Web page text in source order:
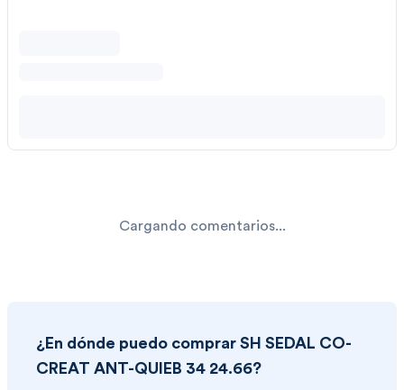
Cargando comentarios...
¿En dónde puedo comprar SH SEDAL CO-
CREAT ANT-QUIEB 34 24.66?